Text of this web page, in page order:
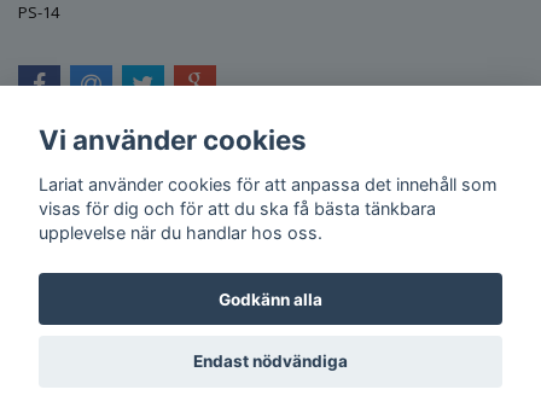
PS-14
© Copyright 2026 Lariat
Vi använder cookies
Lariat använder cookies för att anpassa det innehåll som
visas för dig och för att du ska få bästa tänkbara
upplevelse när du handlar hos oss.
Godkänn alla
Endast nödvändiga